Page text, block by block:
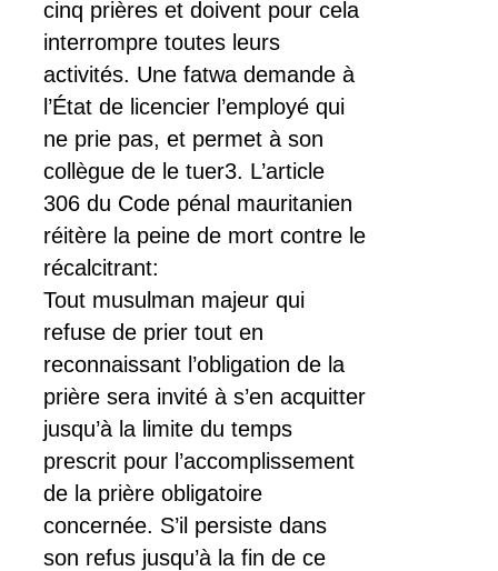
cinq prières et doivent pour cela
interrompre toutes leurs
activités. Une fatwa demande à
l’État de licencier l’employé qui
ne prie pas, et permet à son
collègue de le tuer3. L’article
306 du Code pénal mauritanien
réitère la peine de mort contre le
récalcitrant:
Tout musulman majeur qui
refuse de prier tout en
reconnaissant l’obligation de la
prière sera invité à s’en acquitter
jusqu’à la limite du temps
prescrit pour l’accomplissement
de la prière obligatoire
concernée. S’il persiste dans
son refus jusqu’à la fin de ce